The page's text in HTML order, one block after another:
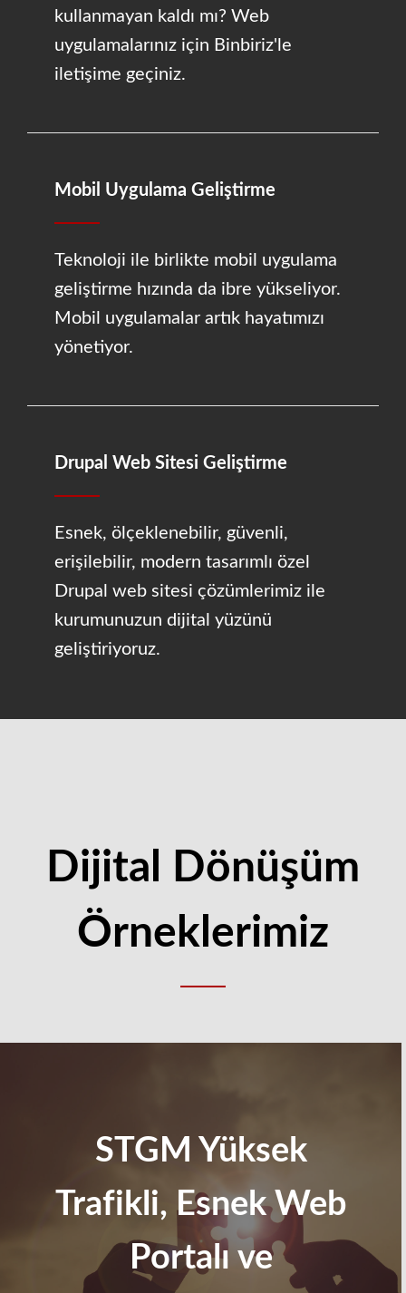
kullanmayan kaldı mı? Web
uygulamalarınız için Binbiriz'le
iletişime geçiniz.
Mobil Uygulama Geliştirme
Teknoloji ile birlikte mobil uygulama
geliştirme hızında da ibre yükseliyor.
Mobil uygulamalar artık hayatımızı
yönetiyor.
Drupal Web Sitesi Geliştirme
Esnek, ölçeklenebilir, güvenli,
erişilebilir, modern tasarımlı özel
Drupal web sitesi çözümlerimiz ile
kurumunuzun dijital yüzünü
geliştiriyoruz.
Dijital Dönüşüm
Örneklerimiz
STGM Yüksek
Trafikli, Esnek Web
Portalı ve